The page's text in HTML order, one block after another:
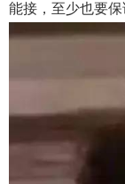
能接，至少也要保